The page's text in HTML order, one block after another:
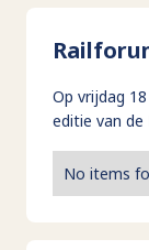
Op vrijdag
editie van de
No items